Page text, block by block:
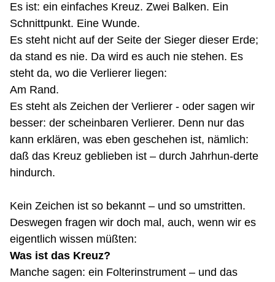
Es ist: ein einfaches Kreuz. Zwei Balken. Ein
Schnittpunkt. Eine Wunde.
Es steht nicht auf der Seite der Sieger dieser Erde;
da stand es nie. Da wird es auch nie stehen. Es
steht da, wo die Verlierer liegen:
Am Rand.
Es steht als Zeichen der Verlierer - oder sagen wir
besser: der scheinbaren Verlierer. Denn nur das
kann erklären, was eben geschehen ist, nämlich:
daß das Kreuz geblieben ist – durch Jahrhun-derte
hindurch.
Kein Zeichen ist so bekannt – und so umstritten.
Deswegen fragen wir doch mal, auch, wenn wir es
eigentlich wissen müßten:
Was ist das Kreuz?
Manche sagen: ein Folterinstrument – und das